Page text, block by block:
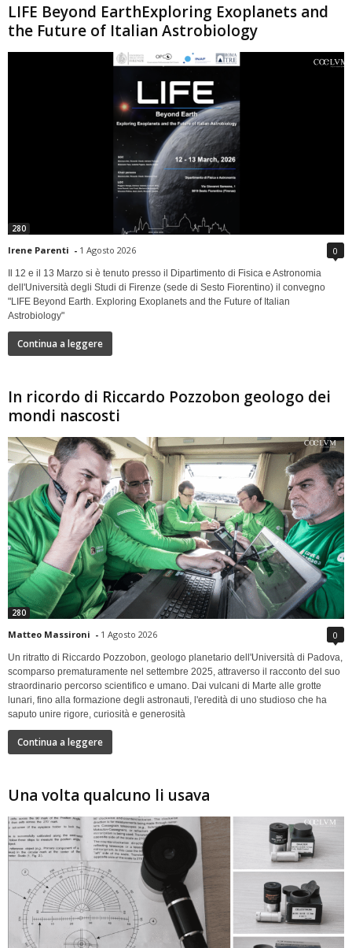
LIFE Beyond EarthExploring Exoplanets and
the Future of Italian Astrobiology
280
Irene Parenti - 1 Agosto 2026 0
Il 12 e il 13 Marzo si è tenuto presso il Dipartimento di Fisica e Astronomia
dell'Università degli Studi di Firenze (sede di Sesto Fiorentino) il convegno
"LIFE Beyond Earth. Exploring Exoplanets and the Future of Italian
Astrobiology"
Continua a leggere
In ricordo di Riccardo Pozzobon geologo dei
mondi nascosti
280
Matteo Massironi - 1 Agosto 2026 0
Un ritratto di Riccardo Pozzobon, geologo planetario dell'Università di Padova,
scomparso prematuramente nel settembre 2025, attraverso il racconto del suo
straordinario percorso scientifico e umano. Dai vulcani di Marte alle grotte
lunari, fino alla formazione degli astronauti, l'eredità di uno studioso che ha
saputo unire rigore, curiosità e generosità
Continua a leggere
Una volta qualcuno li usava